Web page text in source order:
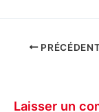
Laisser un